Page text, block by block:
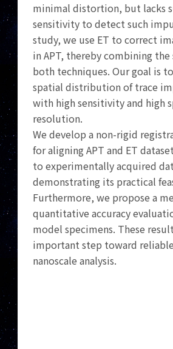
minimal distortion, but lacks
sensitivity to detect such
study, we use ET to correct
in APT, thereby combining
both techniques. Our goal is
spatial distribution of trace
with high sensitivity and high
resolution.
We develop a non-rigid
for aligning APT and ET
to experimentally acquired
demonstrating its practical
Furthermore, we propose a
quantitative accuracy
model specimens. These
important step toward
nanoscale analysis.